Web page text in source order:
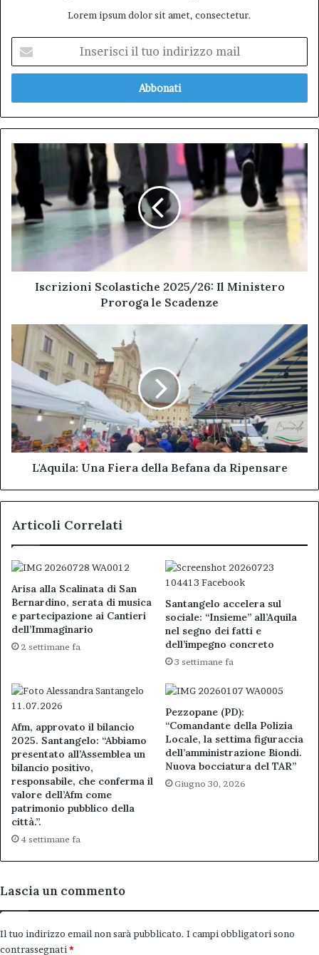
Lorem ipsum dolor sit amet, consectetur.
tuo
mail
Iscrizioni
Scolastiche
2025/26:
Il
Ministero
Proroga
le
Scadenze
Iscrizioni Scolastiche 2025/26: Il Ministero
Proroga le Scadenze
L'Aquila:
Una
Fiera
della
Befana
da
Ripensare
L'Aquila: Una Fiera della Befana da Ripensare
Articoli Correlati
Arisa alla Scalinata di San
Bernardino, serata di musica
e partecipazione ai Cantieri
dell’Immaginario
2 settimane fa
Santangelo accelera sul
sociale: “Insieme” all’Aquila
nel segno dei fatti e
dell’impegno concreto
3 settimane fa
Afm, approvato il bilancio
2025. Santangelo: “Abbiamo
presentato all’Assemblea un
bilancio positivo,
responsabile, che conferma il
valore dell’Afm come
patrimonio pubblico della
città.”.
4 settimane fa
Pezzopane (PD):
“Comandante della Polizia
Locale, la settima figuraccia
dell’amministrazione Biondi.
Nuova bocciatura del TAR”
Giugno 30, 2026
Lascia un commento
Il tuo indirizzo email non sarà pubblicato. I campi obbligatori sono
contrassegnati *